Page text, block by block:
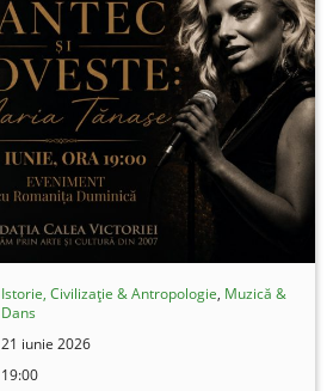
Istorie, Civilizație & Antropologie, Muzică &
Dans
21 iunie 2026
19:00